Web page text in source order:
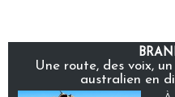
Une route, des voix,
australien en